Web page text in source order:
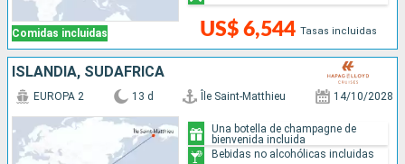
Comidas incluidas US$ 6,544 Tasas incluidas
ISLANDIA, SUDAFRICA
EUROPA 2 13 d Île Saint-Matthieu 14/10/2028
Una botella de champagne de
bienvenida incluida
Bebidas no alcohólicas incluidas